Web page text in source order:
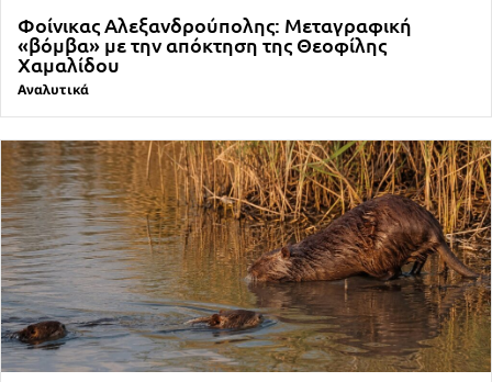
Φοίνικας Αλεξανδρούπολης: Μεταγραφική
«βόμβα» με την απόκτηση της Θεοφίλης
Χαμαλίδου
Αναλυτικά